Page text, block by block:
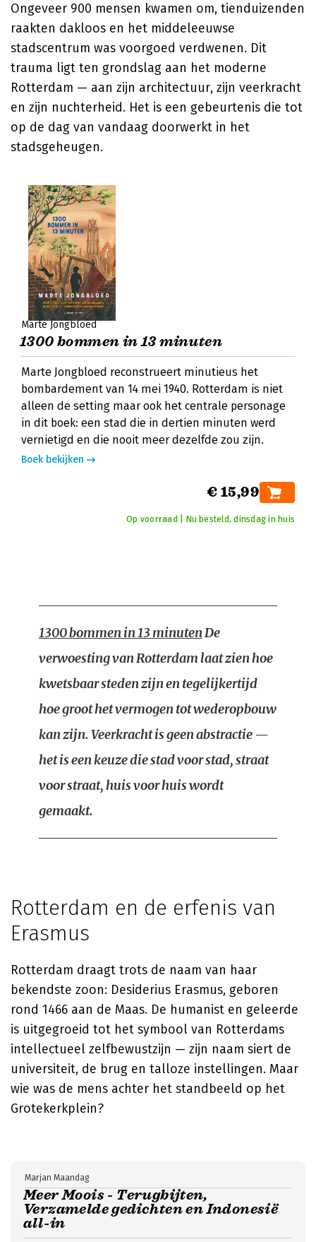
Ongeveer 900 mensen kwamen om, tienduizenden
raakten dakloos en het middeleeuwse
stadscentrum was voorgoed verdwenen. Dit
trauma ligt ten grondslag aan het moderne
Rotterdam — aan zijn architectuur, zijn veerkracht
en zijn nuchterheid. Het is een gebeurtenis die tot
op de dag van vandaag doorwerkt in het
stadsgeheugen.
Marte Jongbloed
1300 bommen in 13 minuten
Marte Jongbloed reconstrueert minutieus het
bombardement van 14 mei 1940. Rotterdam is niet
alleen de setting maar ook het centrale personage
in dit boek: een stad die in dertien minuten werd
vernietigd en die nooit meer dezelfde zou zijn.
Boek bekijken
€ 15,99
Op voorraad | Nu besteld, dinsdag in huis
1300 bommen in 13 minutenDe
verwoesting van Rotterdam laat zien hoe
kwetsbaar steden zijn en tegelijkertijd
hoe groot het vermogen tot wederopbouw
kan zijn. Veerkracht is geen abstractie —
het is een keuze die stad voor stad, straat
voor straat, huis voor huis wordt
gemaakt.
Rotterdam en de erfenis van
Erasmus
Rotterdam draagt trots de naam van haar
bekendste zoon: Desiderius Erasmus, geboren
rond 1466 aan de Maas. De humanist en geleerde
is uitgegroeid tot het symbool van Rotterdams
intellectueel zelfbewustzijn — zijn naam siert de
universiteit, de brug en talloze instellingen. Maar
wie was de mens achter het standbeeld op het
Grotekerkplein?
Meer Moois - Terugbijten,
Verzamelde gedichten en Indonesië
all-in
Marjan Maandag